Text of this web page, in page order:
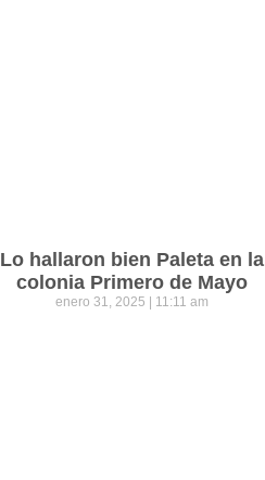
Lo hallaron bien Paleta en la
colonia Primero de Mayo
enero 31, 2025 11:11 am